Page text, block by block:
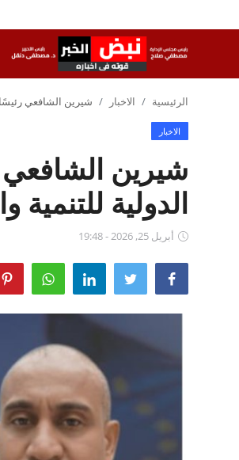
الدخول
الاقتصاد
الرئيسية الاخبار شيرين الشافعي رئيسًا
الاخبار
شيرين الشافعي
الدولية للتنمية
أبريل 25, 2026 - 19:48